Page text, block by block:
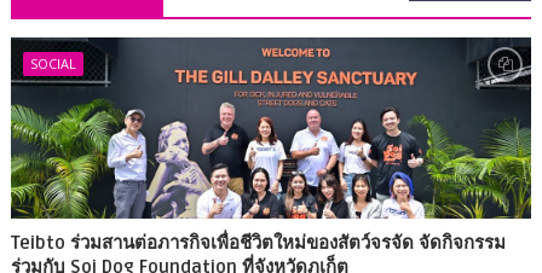
SOCIAL
Teibto ร่วมสานต่อภารกิจเพื่อชีวิตใหม่ของสัตว์จรจัด จัดกิจกรรม
ร่วมกับ Soi Dog Foundation ที่จังหวัดภูเก็ต